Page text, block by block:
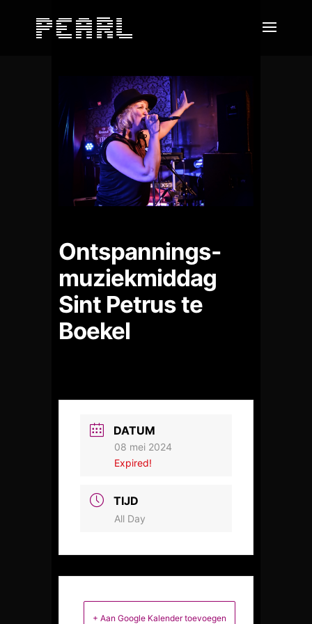
Ontspannings-
muziekmiddag
Sint Petrus te
Boekel
DATUM
08 mei 2024
Expired!
TIJD
All Day
+ Aan Google Kalender toevoegen